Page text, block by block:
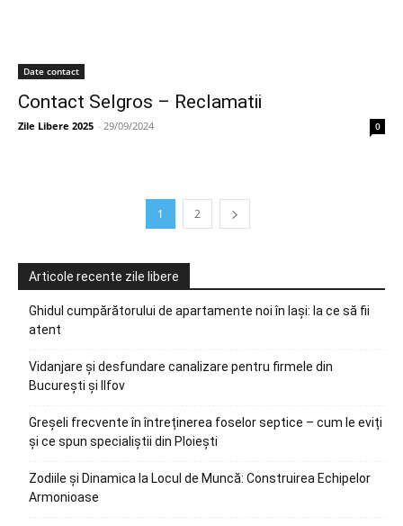
Date contact
Contact Selgros – Reclamatii
Zile Libere 2025 - 29/09/2024 0
1 2
Articole recente zile libere
Ghidul cumpărătorului de apartamente noi în Iași: la ce să fii
atent
Vidanjare și desfundare canalizare pentru firmele din
București și Ilfov
Greșeli frecvente în întreținerea foselor septice – cum le eviți
și ce spun specialiștii din Ploiești
Zodiile și Dinamica la Locul de Muncă: Construirea Echipelor
Armonioase